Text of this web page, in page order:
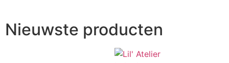
Nieuwste producten